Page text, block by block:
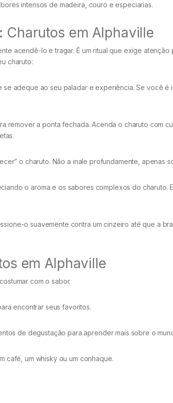
intensos de madeira, couro e especiarias.
Charutos em Alphaville
acendê-lo e tragar. É um ritual que exige
charuto:
se adeque ao seu paladar e experiência. Se você é
remover a ponta fechada. Acenda o charuto com
o charuto. Não a inale profundamente, apenas
o aroma e os sabores complexos do charuto.
o suavemente contra um cinzeiro até que a
em Alphaville
com o sabor.
encontrar seus favoritos.
de degustação para aprender mais sobre o
café, um whisky ou um conhaque.